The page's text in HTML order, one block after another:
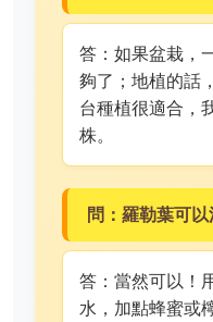
答：如果盆栽，
夠了；地植的話
台種植很適合，
株。
問：羅勒葉可
答：當然可以！
水，加點蜂蜜或